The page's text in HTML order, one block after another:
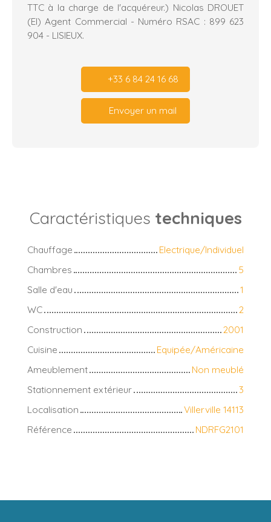
TTC à la charge de l'acquéreur.) Nicolas DROUET
(EI) Agent Commercial - Numéro RSAC : 899 623
904 - LISIEUX.
+33 6 84 24 16 68
Envoyer un mail
Caractéristiques techniques
Chauffage
Electrique/Individuel
Chambres
5
Salle d'eau
1
WC
2
Construction
2001
Cuisine
Equipée/Américaine
Ameublement
Non meublé
Stationnement extérieur
3
Localisation
Villerville 14113
Référence
NDRFG2101